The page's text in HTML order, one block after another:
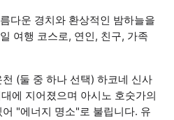
다운 경치와 환상적인 밤하늘을
여행 코스로, 연인, 친구, 가족
(둘 중 하나 선택) 하코네 신사
에 지어졌으며 아시노 호숫가의
"에너지 명소"로 불립니다. 유